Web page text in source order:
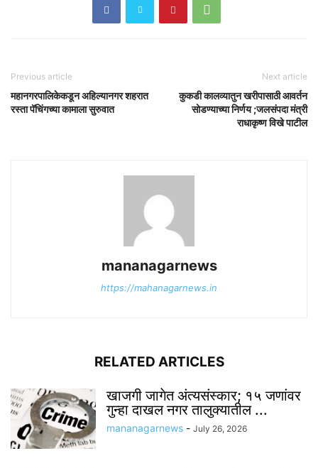
Previous article
महानगरपालिकेकडून अहिल्यानगर शहरात
रस्ता पॅचिंगच्या कामाला सुरुवात
Next article
कुकडी कालव्यातुन खरीपासाठी आवर्तन
सोडण्याच्या निर्णय ;जलसंपदा मंत्री
राधाकृष्ण विखे पाटील
mananagarnews
https://mahanagarnews.in
RELATED ARTICLES
खाजगी जागेत अंत्यसंस्कार; १५ जणांवर
गुन्हा दाखल नगर तालुक्यातील ...
mananagarnews - July 26, 2026